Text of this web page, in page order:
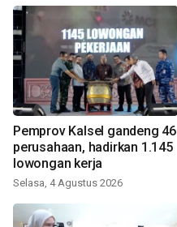
Pemprov Kalsel gandeng 46
perusahaan, hadirkan 1.145
lowongan kerja
Selasa, 4 Agustus 2026